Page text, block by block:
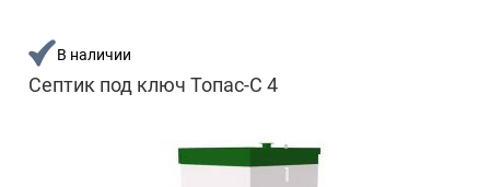
В наличии
Септик под ключ Топас-С 4